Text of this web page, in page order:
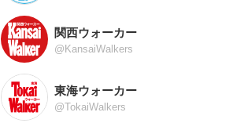
関西ウォーカー
@KansaiWalkers
東海ウォーカー
@TokaiWalkers